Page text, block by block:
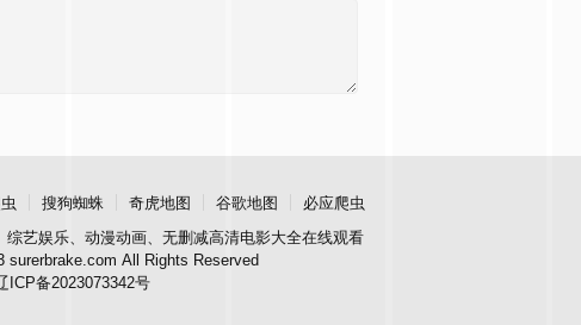
搜狗蜘蛛 奇虎地图 谷歌地图
必应爬虫
综艺娱乐、动漫动画、无删减高清电影大全在线观看
surerbrake.com All Rights Reserved
ICP备2023073342号